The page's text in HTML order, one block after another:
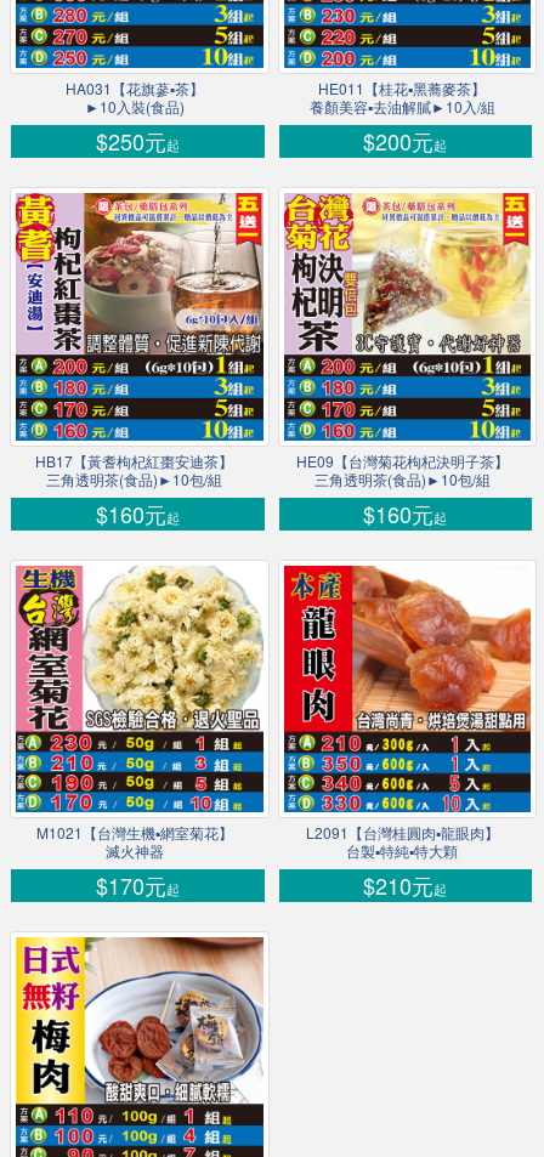
HA031【花旗蔘▪茶】
►10入裝(食品)
$250元起
HE011【桂花▪黑蕎麥茶】
養顏美容▪去油解膩►10入/組
$200元起
HB17【黃耆枸杞紅棗安迪茶】
三角透明茶(食品)►10包/組
$160元起
HE09【台灣菊花枸杞決明子茶】
三角透明茶(食品)►10包/組
$160元起
M1021【台灣生機▪網室菊花】
滅火神器
$170元起
L2091【台灣桂圓肉▪龍眼肉】
台製▪特純▪特大顆
$210元起